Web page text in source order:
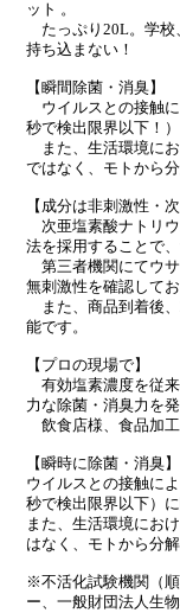
ット 。
たっぷり20L。学校
持ち込まない！
【瞬間除菌・消臭】
ウイルスとの接触
秒で検出限界以下！
また、生活環境に
ではなく、モトから
【成分は非刺激性・
次亜塩素酸ナトリ
法を採用することで
第三者機関にてウサ
無刺激性を確認してお
また、商品到着後、
能です。
【プロの現場で】
有効塩素濃度を従
力な除菌・消臭力を発
飲食店様、食品加工
【瞬時に除菌・消臭】
ウイルスとの接触に
秒で検出限界以下）
また、生活環境にお
はなく、モトから分
※不活化試験機関（
ー、一般財団法人生